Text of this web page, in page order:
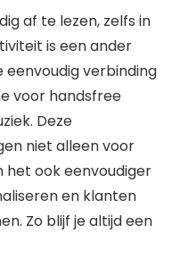
af te lezen, zelfs in
is een ander
eenvoudig verbinding
voor handsfree
Deze
niet alleen voor
het ook eenvoudiger
en klanten
Zo blijf je altijd een